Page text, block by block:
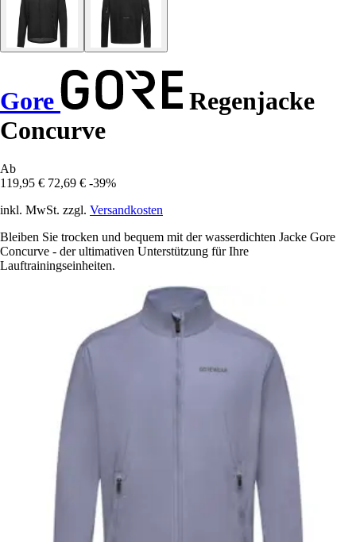
Gore
Regenjacke
Concurve
Ab
119,95 € 72,69 € -39%
inkl. MwSt. zzgl. Versandkosten
Bleiben Sie trocken und bequem mit der wasserdichten Jacke Gore
Concurve - der ultimativen Unterstützung für Ihre
Lauftrainingseinheiten.